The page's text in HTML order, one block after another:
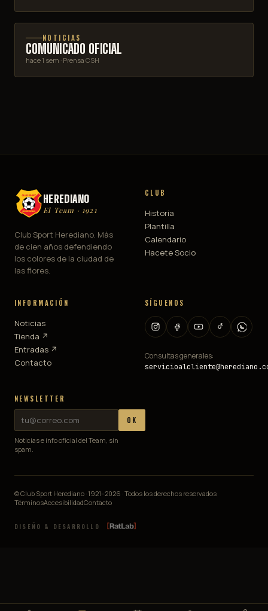
NOTICIAS
COMUNICADO OFICIAL
hace 1 sem · Prensa CSH
HEREDIANO
El Team · 1921
Club Sport Herediano. Más
de cien años defendiendo
los colores de la ciudad de
las flores.
CLUB
Historia
Plantilla
Calendario
Hacete Socio
INFORMACIÓN
Noticias
Tienda ↗
Entradas ↗
Contacto
SÍGUENOS
Consultas generales:
NEWSLETTER
OK
Noticias e info oficial del Team, sin
spam.
© Club Sport Herediano · 1921–2026 · Todos los derechos reservados
TérminosAccesibilidadContacto
DISEÑO & DESARROLLO